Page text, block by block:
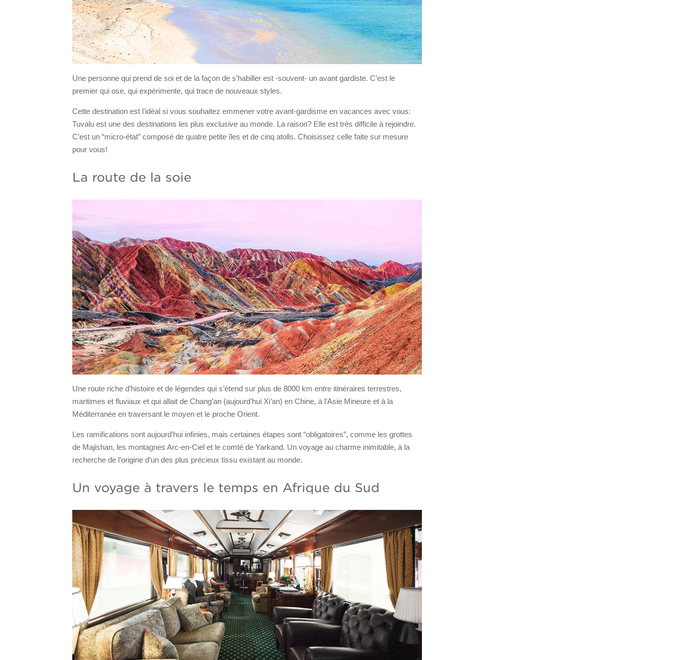
Une personne qui prend de soi et de la façon de s’habiller est -souvent- un avant gardiste. C’est le
premier qui ose, qui expérimente, qui trace de nouveaux styles.
Cette destination est l’idéal si vous souhaitez emmener votre avant-gardisme en vacances avec vous:
Tuvalu est une des destinations les plus exclusive au monde. La raison? Elle est très difficile à rejoindre.
C’est un “micro-état” composé de quatre petite îles et de cinq atolls. Choisissez celle faite sur mesure
pour vous!
La route de la soie
Une route riche d’histoire et de légendes qui s’étend sur plus de 8000 km entre itinéraires terrestres,
maritimes et fluviaux et qui allait de Chang’an (aujourd’hui Xi’an) en Chine, à l’Asie Mineure et à la
Méditerranée en traversant le moyen et le proche Orient.
Les ramifications sont aujourd’hui infinies, mais certaines étapes sont “obligatoires”, comme les grottes
de Majishan, les montagnes Arc-en-Ciel et le comté de Yarkand. Un voyage au charme inimitable, à la
recherche de l’origine d’un des plus précieux tissu existant au monde.
Un voyage à travers le temps en Afrique du Sud